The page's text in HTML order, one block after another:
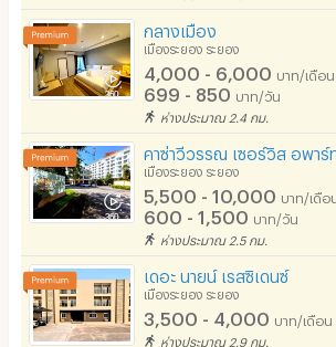
โทรศัพท์สายตรง
ที่จอดรถ
ที่จอดรถมอเตอร์ไซด์/จักรยาน
ลิฟต์
สระว่ายน้ำ
อินเทอร์เน็ตไร้สาย (WIFI) ในห้อง
เคเบิลทีวี / ดาวเทียม
กลางเมือง
เมืองระยอง ระยอง
4,000 - 6,000 บาท/เดือน
699 - 850 บาท/วัน
ห่างประมาณ 2.4 กม.
คาซ่าวีวรรณ เซอร์วิส อพาร์
เมืองระยอง ระยอง
5,500 - 10,000 บาท/เดือ
600 - 1,500 บาท/วัน
ห่างประมาณ 2.5 กม.
เดอะ นายน์ เรสซิเดนซ์
เมืองระยอง ระยอง
3,500 - 4,000 บาท/เดือน
ห่างประมาณ 2.9 กม.